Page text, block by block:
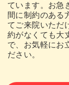
ています。お急
間に制約のある
てご来院いただ
約がなくても大
で、お気軽にお
ださい。